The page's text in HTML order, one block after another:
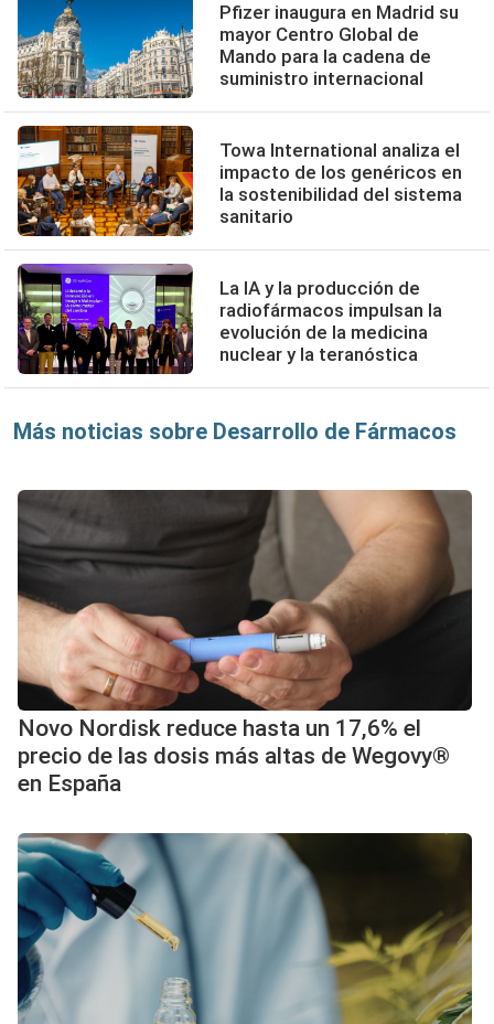
Pfizer inaugura en Madrid su
mayor Centro Global de
Mando para la cadena de
suministro internacional
Towa International analiza el
impacto de los genéricos en
la sostenibilidad del sistema
sanitario
La IA y la producción de
radiofármacos impulsan la
evolución de la medicina
nuclear y la teranóstica
Más noticias sobre Desarrollo de Fármacos
Novo Nordisk reduce hasta un 17,6% el
precio de las dosis más altas de Wegovy®
en España